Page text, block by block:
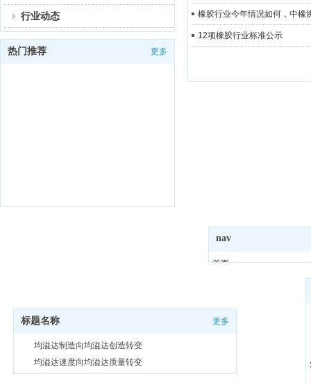
行业动态
热门推荐 更多
橡胶行业今年情况如何，中橡
12项橡胶行业标准公示
nav
首页
标题名称 更多
均溢达制造向均溢达创造转变
均溢达速度向均溢达质量转变